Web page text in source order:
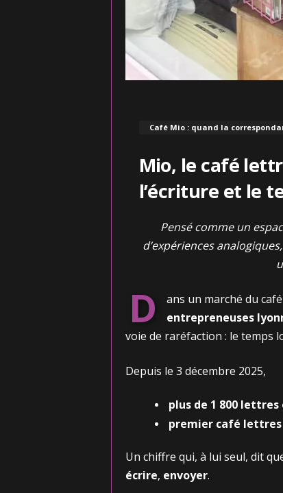
Café Mio : quand la
Mio, le café
l’écriture et le
Pensé comme un
d’expériences
D ans un marché du
entrepreneuses
voie de raréfaction : le temps
Depuis le 3 décembre 2025,
plus de 1 800
premier café lettres
Un chiffre qui, à lui seul, dit
écrire, envoyer.